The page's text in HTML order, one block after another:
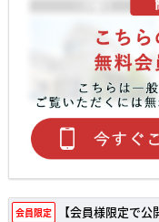
会員限定 【会員様限定で公